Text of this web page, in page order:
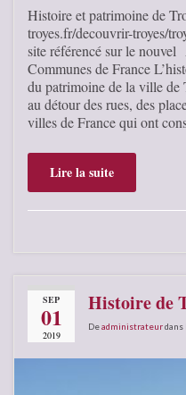
Histoire et patrimoine de
troyes.fr/decouvrir-troyes/
site référencé sur le
Communes de France
du patrimoine de la ville de
au détour des rues, des
villes de France qui ont
Lire la suite
SEP
01
2019
Histoire de
Deadministrateurdans